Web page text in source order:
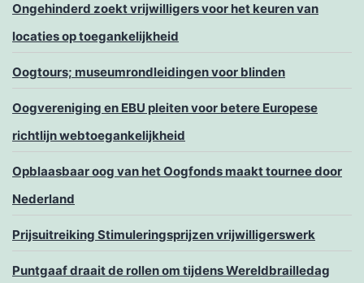
Ongehinderd zoekt vrijwilligers voor het keuren van
locaties op toegankelijkheid
Oogtours; museumrondleidingen voor blinden
Oogvereniging en EBU pleiten voor betere Europese
richtlijn webtoegankelijkheid
Opblaasbaar oog van het Oogfonds maakt tournee door
Nederland
Prijsuitreiking Stimuleringsprijzen vrijwilligerswerk
Puntgaaf draait de rollen om tijdens Wereldbrailledag